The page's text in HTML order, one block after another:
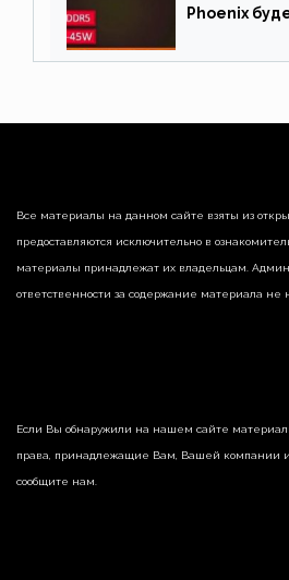
Phoenix
Все материалы на данном сайте взяты из
предоставляются исключительно в
материалы принадлежат их владельцам.
ответственности за содержание материала не
Если Вы обнаружили на нашем сайте
права, принадлежащие Вам, Вашей компании
сообщите нам.